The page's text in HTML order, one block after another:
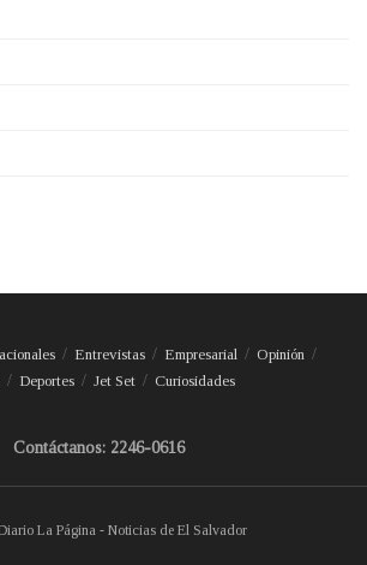
Entrevistas Empresarial
Opinión
Deportes Jet Set Curiosidades
Contáctanos: 2246-0616
La Página - Noticias de El Salvador